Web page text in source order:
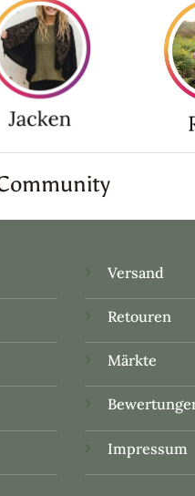
Versand
Retouren
Märkte
Impressum